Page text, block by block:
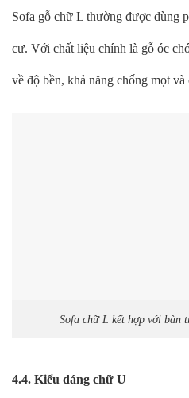
Sofa gỗ chữ L thường được dùng
cư. Với chất liệu chính là gỗ óc
về độ bền, khả năng chống mọt
Sofa chữ L kết hợp với bàn
4.4. Kiểu dáng chữ U